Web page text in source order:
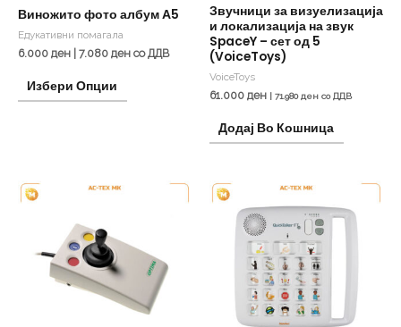
Виножито фото албум А5
Едукативни помагала
6.000 ден 7.080 ден со ДДВ
Избери Опции
be
on
product
Звучници за визуелизација
и локализација на звук
SpaceY – сет од 5
(VoiceToys)
VoiceToys
61.000 ден 71.980ден со ДДВ
Додај Во Кошница